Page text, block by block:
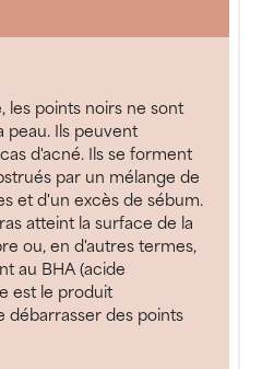
les points noirs ne sont
peau. Ils peuvent
d'acné. Ils se forment
par un mélange de
et d'un excès de sébum.
atteint la surface de la
ou, en d'autres termes,
au BHA (acide
est le produit
débarrasser des points